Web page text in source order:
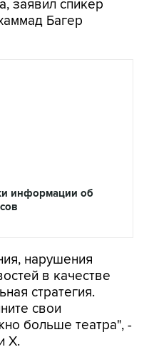
заявил спикер
Багер
информации об
нарушения
в качестве
стратегия.
свои
больше театра", -
X.